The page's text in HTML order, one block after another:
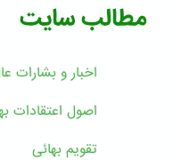
مطالب سایت
اخبار و بشارات
اصول اعتقادات
تقویم بهائی